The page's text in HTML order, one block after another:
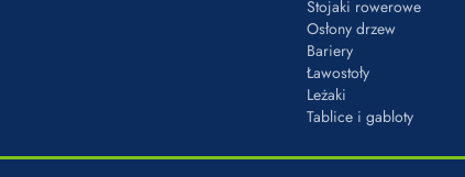
Stojaki rowerowe
Osłony drzew
Bariery
Ławostoły
Leżaki
Tablice i gabloty